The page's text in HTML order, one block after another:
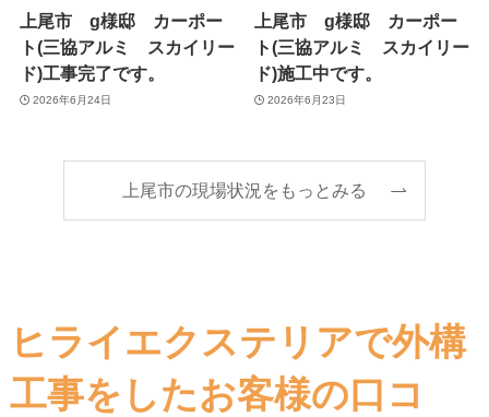
上尾市 g様邸 カーポー
ト(三協アルミ スカイリー
ド)工事完了です。
2026年6月24日
上尾市 g様邸 カーポー
ト(三協アルミ スカイリー
ド)施工中です。
2026年6月23日
上尾市の現場状況をもっとみる
ヒライエクステリアで外構
工事をしたお客様の口コ